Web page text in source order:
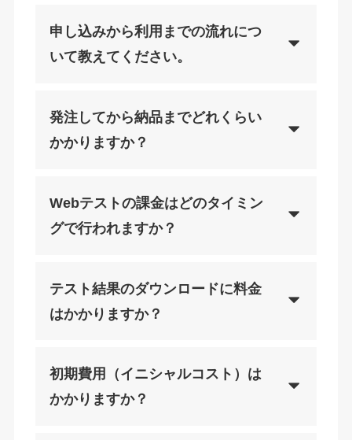
申し込みから利用までの流れにつ
いて教えてください。
発注してから納品までどれくらい
かかりますか？
Webテストの課金はどのタイミン
グで行われますか？
テスト結果のダウンロードに料金
はかかりますか？
初期費用（イニシャルコスト）は
かかりますか？